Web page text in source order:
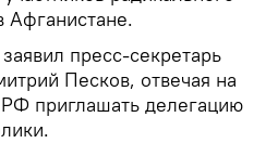
Афганистане.
пресс-секретарь
Песков, отвечая на
приглашать делегацию